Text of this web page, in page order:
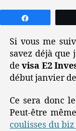
Si vous me
savez déjà que
devisa E2
début janvier
Ce sera donc
Peut-être
coulisses du biz